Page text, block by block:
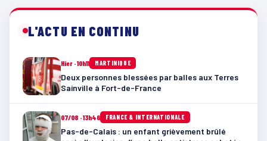
L'ACTU EN CONTINU
Hier · 10h11 MARTINIQUE
Deux personnes blessées par balles aux Terres
Sainville à Fort-de-France
07/08 · 13h46 FRANCE & INTERNATIONALE
Pas-de-Calais : un enfant grièvement brûlé